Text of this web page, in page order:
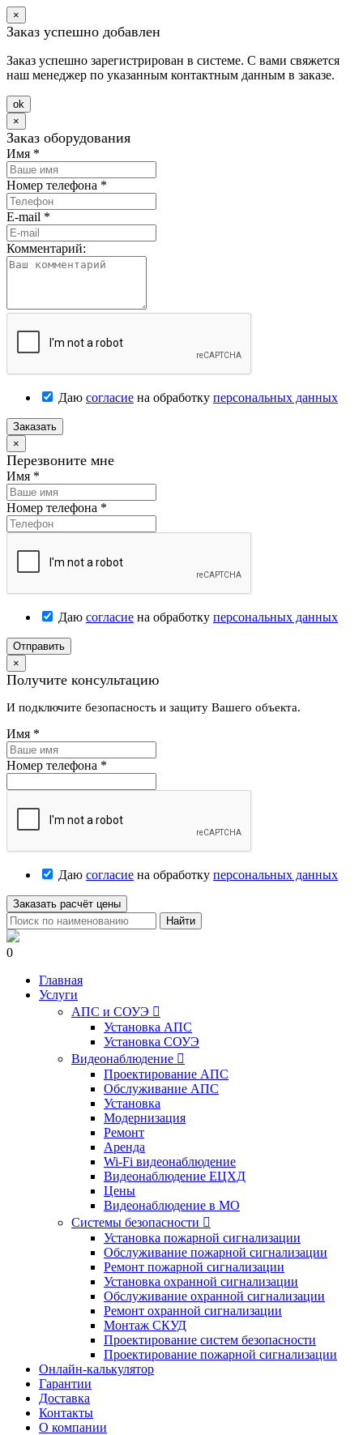
×
Заказ успешно добавлен
Заказ успешно зарегистрирован в системе. С вами свяжется
наш менеджер по указанным контактным данным в заказе.
оk
×
Заказ оборудования
Имя *
Номер телефона *
E-mail *
Комментарий:
Даю согласие на обработку персональных данных
Заказать
×
Перезвоните мне
Имя *
Номер телефона *
Даю согласие на обработку персональных данных
Отправить
×
Получите консультацию
И подключите безопасность и защиту Вашего объекта.
Имя *
Номер телефона *
Даю согласие на обработку персональных данных
Заказать расчёт цены
Найти
0
Главная
Услуги
АПС и СОУЭ 
Установка АПС
Установка СОУЭ
Видеонаблюдение 
Проектирование АПС
Обслуживание АПС
Установка
Модернизация
Ремонт
Аренда
Wi-Fi видеонаблюдение
Видеонаблюдение ЕЦХД
Цены
Видеонаблюдение в МО
Системы безопасности 
Установка пожарной сигнализации
Обслуживание пожарной сигнализации
Ремонт пожарной сигнализации
Установка охранной сигнализации
Обслуживание охранной сигнализации
Ремонт охранной сигнализации
Монтаж СКУД
Проектирование систем безопасности
Проектирование пожарной сигнализации
Онлайн-калькулятор
Гарантии
Доставка
Контакты
О компании